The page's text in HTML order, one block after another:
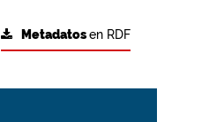
Metadatosen RDF